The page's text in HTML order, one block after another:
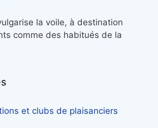
la voile, à destination
comme des habitués de la
et clubs de plaisanciers